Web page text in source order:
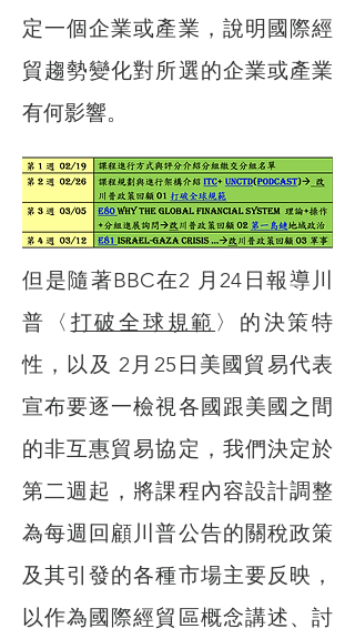
定一個企業或產業，說明國際經
貿趨勢變化對所選的企業或產業
有何影響。
但是隨著BBC在2 月24日報導川
普〈 打破全球規範 〉的決策特
性，以及 2月25日美國貿易代表
宣布要逐一檢視各國跟美國之間
的非互惠貿易協定，我們決定於
第二週起，將課程內容設計調整
為每週回顧川普公告的關稅政策
及其引發的各種市場主要反映，
以作為國際經貿區概念講述、討